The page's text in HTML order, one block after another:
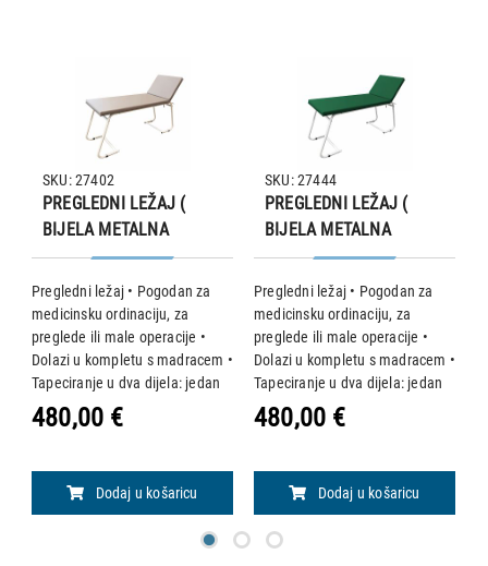
PREGLEDNI LEŽAJ (
BIJELA METALNA
KONSTRUKCIJA, SIVI
MADRAC)
Pregledni ležaj • Pogodan za
medicinsku ordinaciju, za
preglede ili male operacije •
Dolazi u kompletu s madracem •
Tapeciranje u dva dijela: jedan
dio fiksiran (131 x 62 x v 6 cm) i
podesiv naslon (51 x 62 x v 6
SKU: 27402
480,00 €
Dodaj u košaricu
PREGLEDNI LEŽAJ (
BIJELA METALNA
KONSTRUKCIJA, ZELENI
MADRAC)
Pregledni ležaj • Pogodan za
medicinsku ordinaciju, za
preglede ili male operacije •
Dolazi u kompletu s madracem •
Tapeciranje u dva dijela: jedan
dio fiksiran (131 x 62 x v 6 cm) i
podesiv naslon (51 x 62 x v 6
SKU: 27444
480,00 €
Dodaj u košaricu